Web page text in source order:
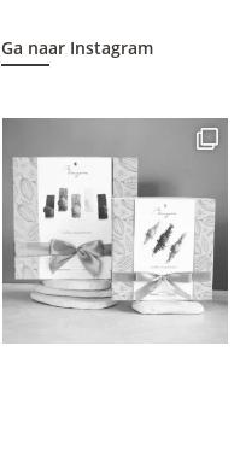
Ga naar Instagram